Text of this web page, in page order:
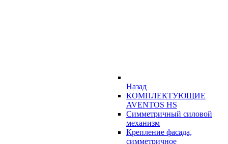
Назад
КОМПЛЕКТУЮЩИЕ
AVENTOS HS
Симметричный силовой
механизм
Крепление фасада,
симметричное